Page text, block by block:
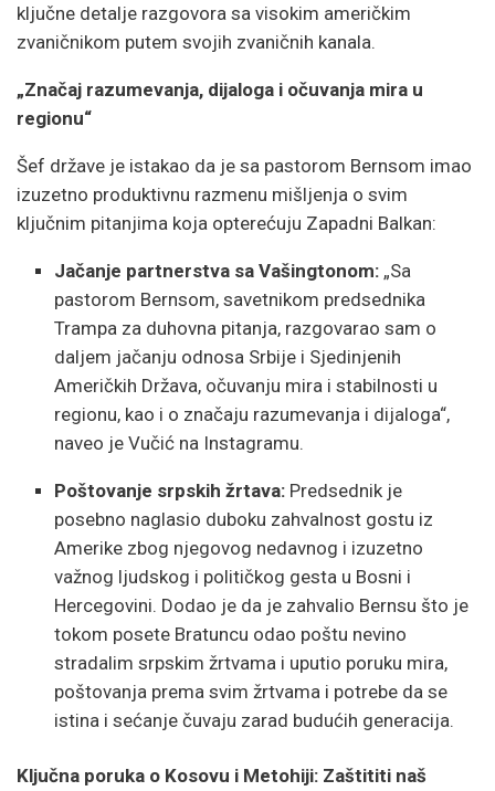
ključne detalje razgovora sa visokim američkim
zvaničnikom putem svojih zvaničnih kanala.
„Značaj razumevanja, dijaloga i očuvanja mira u
regionu“
Šef države je istakao da je sa pastorom Bernsom imao
izuzetno produktivnu razmenu mišljenja o svim
ključnim pitanjima koja opterećuju Zapadni Balkan:
Jačanje partnerstva sa Vašingtonom: „Sa
pastorom Bernsom, savetnikom predsednika
Trampa za duhovna pitanja, razgovarao sam o
daljem jačanju odnosa Srbije i Sjedinjenih
Američkih Država, očuvanju mira i stabilnosti u
regionu, kao i o značaju razumevanja i dijaloga“,
naveo je Vučić na Instagramu.
Poštovanje srpskih žrtava: Predsednik je
posebno naglasio duboku zahvalnost gostu iz
Amerike zbog njegovog nedavnog i izuzetno
važnog ljudskog i političkog gesta u Bosni i
Hercegovini. Dodao je da je zahvalio Bernsu što je
tokom posete Bratuncu odao poštu nevino
stradalim srpskim žrtvama i uputio poruku mira,
poštovanja prema svim žrtvama i potrebe da se
istina i sećanje čuvaju zarad budućih generacija.
Ključna poruka o Kosovu i Metohiji: Zaštititi naš